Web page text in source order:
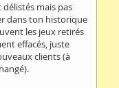
mais pas
dans ton historique
les jeux retirés
effacés, juste
clients (à